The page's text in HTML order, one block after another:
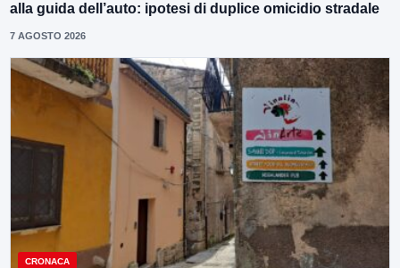
alla guida dell’auto: ipotesi di duplice omicidio stradale
7 AGOSTO 2026
CRONACA